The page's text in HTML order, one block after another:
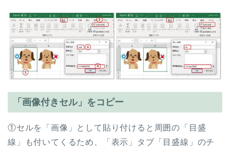
「画像付きセル」をコピー
①セルを「画像」として貼り付けると周囲の「目盛
線」も付いてくるため、「表示」タブ「目盛線」のチ